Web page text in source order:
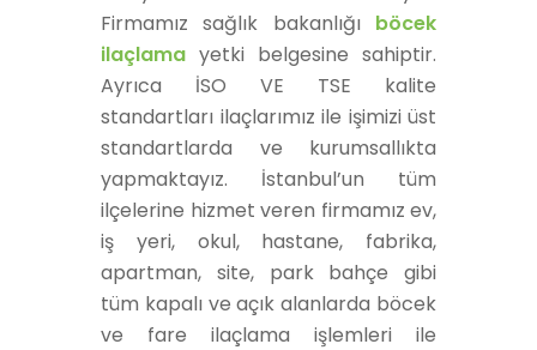
Firmamız sağlık bakanlığı böcek
ilaçlama yetki belgesine sahiptir.
Ayrıca İSO VE TSE kalite
standartları ilaçlarımız ile işimizi üst
standartlarda ve kurumsallıkta
yapmaktayız. İstanbul’un tüm
ilçelerine hizmet veren firmamız ev,
iş yeri, okul, hastane, fabrika,
apartman, site, park bahçe gibi
tüm kapalı ve açık alanlarda böcek
ve fare ilaçlama işlemleri ile